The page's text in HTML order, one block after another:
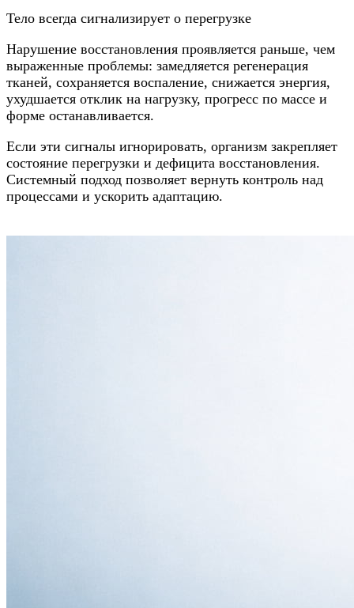
Тело всегда сигнализирует о перегрузке
Нарушение восстановления проявляется раньше, чем
выраженные проблемы: замедляется регенерация
тканей, сохраняется воспаление, снижается энергия,
ухудшается отклик на нагрузку, прогресс по массе и
форме останавливается.
Если эти сигналы игнорировать, организм закрепляет
состояние перегрузки и дефицита восстановления.
Системный подход позволяет вернуть контроль над
процессами и ускорить адаптацию.